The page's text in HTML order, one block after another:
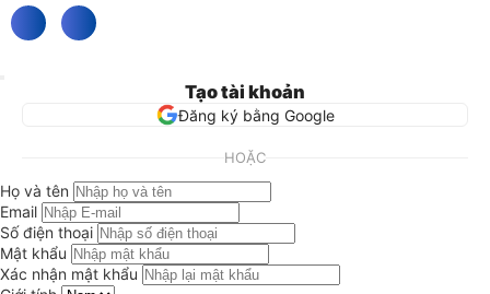
Tạo tài khoản
Đăng ký bằng Google
HOẶC
Họ và tên
Email
Số điện thoại
Mật khẩu
Xác nhận mật khẩu